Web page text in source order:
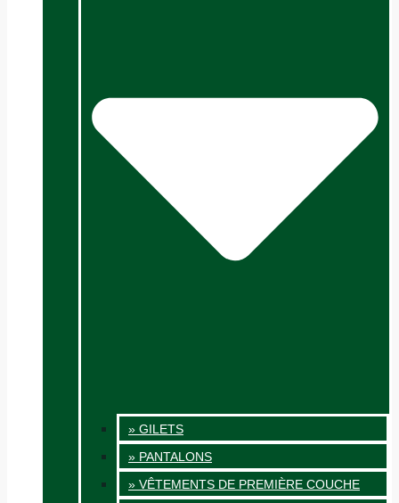
» GILETS
» PANTALONS
» VÊTEMENTS DE PREMIÈRE COUCHE